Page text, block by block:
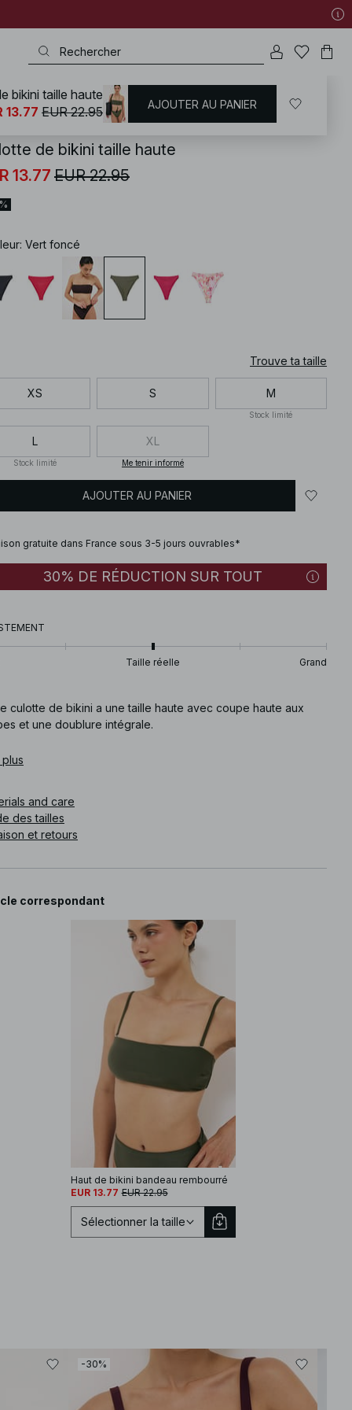
/ Maillots de bain / Bikinis Bas de maillots / Bas de bikini taille haute
de bikini taille haute
13.77 EUR 22.95
: Vert foncé
Trouve ta taille
XS S M
Stock limité
L
Stock limité
XL
Me tenir informé
AJOUTER AU PANIER
gratuite dans France sous 3-5 jours ouvrables*
30% DE RÉDUCTION SUR TOUT
Taille réelle Grand
culotte de bikini a une taille haute avec coupe haute aux
et une doublure intégrale.
article
and care
des tailles
et retours
correspondant
Haut de bikini bandeau rembourré
EUR 13.77 EUR 22.95
XS
Sélectionner la taille
-30%
bikini taille haute
13.77 EUR 22.95 AJOUTER AU PANIER